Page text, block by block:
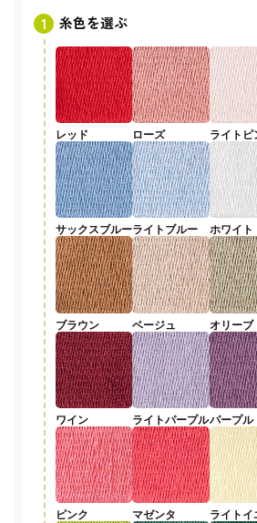
糸色を選ぶ
レッド ローズ ライトピ
サックスブルーライトブルー ホワイト
ブラウン ベージュ オリーブ
ワイン ライトパープルパープル
ピンク マゼンタ ライトイ